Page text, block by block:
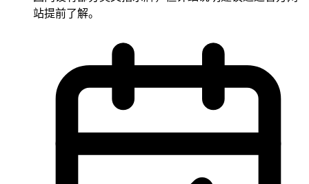
站提前了解。